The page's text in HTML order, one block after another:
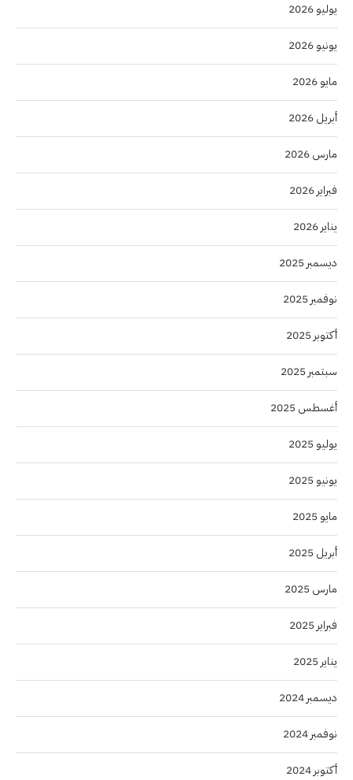
يوليو 2026
يونيو 2026
مايو 2026
أبريل 2026
مارس 2026
فبراير 2026
يناير 2026
ديسمبر 2025
نوفمبر 2025
أكتوبر 2025
سبتمبر 2025
أغسطس 2025
يوليو 2025
يونيو 2025
مايو 2025
أبريل 2025
مارس 2025
فبراير 2025
يناير 2025
ديسمبر 2024
نوفمبر 2024
أكتوبر 2024